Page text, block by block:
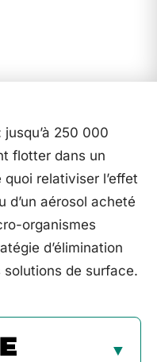
250 000
flotter dans un
quoi relativiser l’effet
d’un aérosol acheté
organismes
d’élimination
de surface.